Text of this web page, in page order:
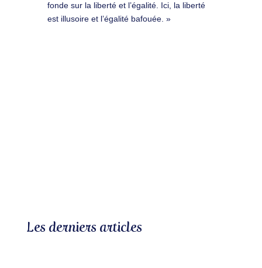
fonde sur la liberté et l’égalité. Ici, la liberté
est illusoire et l’égalité bafouée. »
Les derniers articles